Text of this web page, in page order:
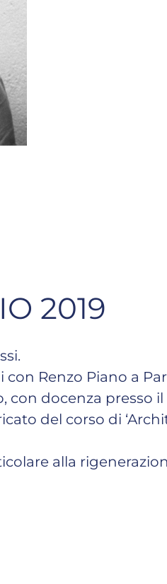
2019
Renzo Piano a
con docenza presso
del corso di
alla